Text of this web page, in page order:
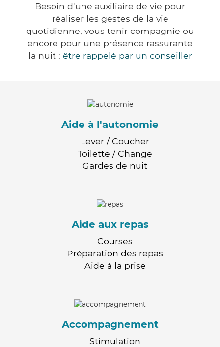
Besoin d'une auxiliaire de vie pour
réaliser les gestes de la vie
quotidienne, vous tenir compagnie ou
encore pour une présence rassurante
la nuit : être rappelé par un conseiller
Aide à l'autonomie
Lever / Coucher
Toilette / Change
Gardes de nuit
Aide aux repas
Courses
Préparation des repas
Aide à la prise
Accompagnement
Stimulation